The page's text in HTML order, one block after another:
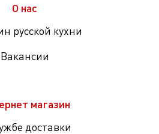
О нас
русской кухни
Вакансии
магазин
доставки